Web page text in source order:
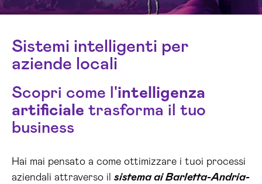
Sistemi intelligenti per
aziende locali
Scopri come l'intelligenza
artificiale trasforma il tuo
business
Hai mai pensato a come ottimizzare i tuoi processi
aziendali attraverso il sistema ai Barletta-Andria-